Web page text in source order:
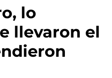
lo
llevaron el